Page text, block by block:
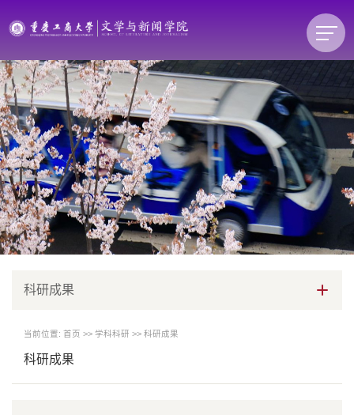
科研成果
当前位置: 首页 >> 学科科研 >> 科研成果
科研成果